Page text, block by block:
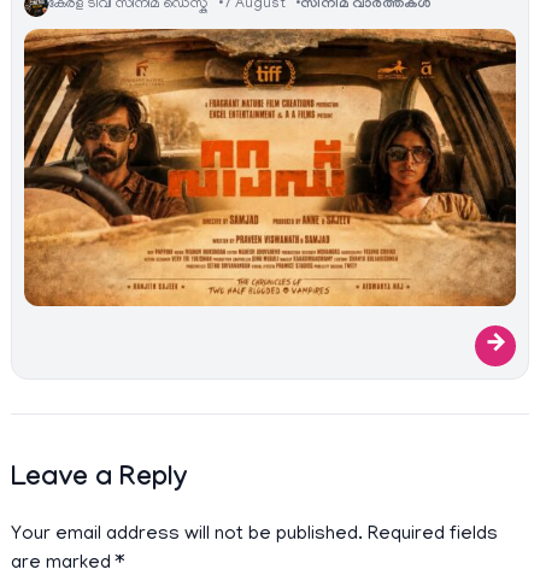
കേരള ടിവി സിനിമ ഡെസ്ക് 7 August സിനിമ വാര്‍ത്തകള്‍
→
Leave a Reply
Your email address will not be published. Required fields
are marked*